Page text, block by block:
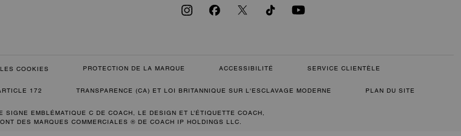
COOKIES PROTECTION DE LA MARQUE ACCESSIBILITÉ SERVICE CLIENTÈLE
172 TRANSPARENCE (CA) ET LOI BRITANNIQUE SUR L'ESCLAVAGE MODERNE PLAN DU SITE
EMBLÉMATIQUE C DE COACH, LE DESIGN ET L’ÉTIQUETTE COACH,
DES MARQUES COMMERCIALES ® DE COACH IP HOLDINGS LLC.